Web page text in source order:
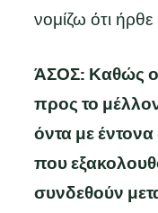
νομίζω ότι
ΆΣΟΣ: Καθώς οι
προς το
όντα με
που
συνδεθούν